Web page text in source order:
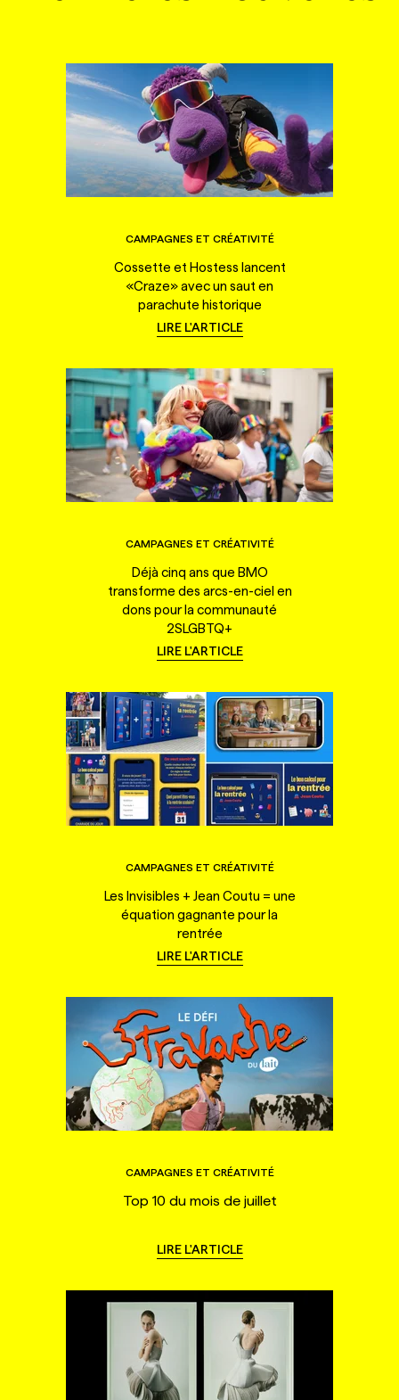
CAMPAGNES ET CRÉATIVITÉ
Cossette et Hostess lancent
«Craze» avec un saut en
parachute historique
LIRE L'ARTICLE
CAMPAGNES ET CRÉATIVITÉ
Déjà cinq ans que BMO
transforme des arcs-en-ciel en
dons pour la communauté
2SLGBTQ+
LIRE L'ARTICLE
CAMPAGNES ET CRÉATIVITÉ
Les Invisibles + Jean Coutu = une
équation gagnante pour la
rentrée
LIRE L'ARTICLE
CAMPAGNES ET CRÉATIVITÉ
Top 10 du mois de juillet
LIRE L'ARTICLE